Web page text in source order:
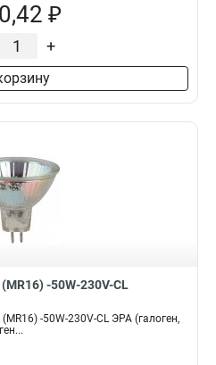
₽
+
-50W-230V-CL
-50W-230V-CL ЭРА (галоген,